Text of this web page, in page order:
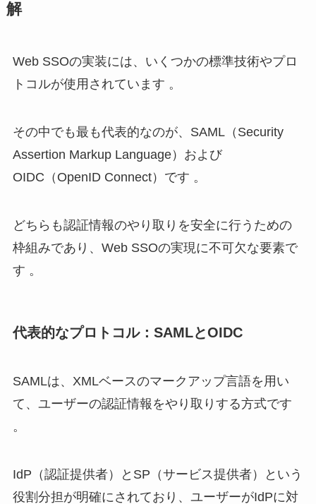
解
Web SSOの実装には、いくつかの標準技術やプロ
トコルが使用されています 。
その中でも最も代表的なのが、SAML（Security
Assertion Markup Language）および
OIDC（OpenID Connect）です 。
どちらも認証情報のやり取りを安全に行うための
枠組みであり、Web SSOの実現に不可欠な要素で
す 。
代表的なプロトコル：SAMLとOIDC
SAMLは、XMLベースのマークアップ言語を用い
て、ユーザーの認証情報をやり取りする方式です
。
IdP（認証提供者）とSP（サービス提供者）という
役割分担が明確にされており、ユーザーがIdPに対